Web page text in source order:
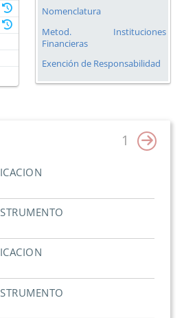
Nomenclatura
Metod. Instituciones
Financieras
Exención de Responsabilidad
1